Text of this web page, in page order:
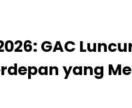
GAC
yang